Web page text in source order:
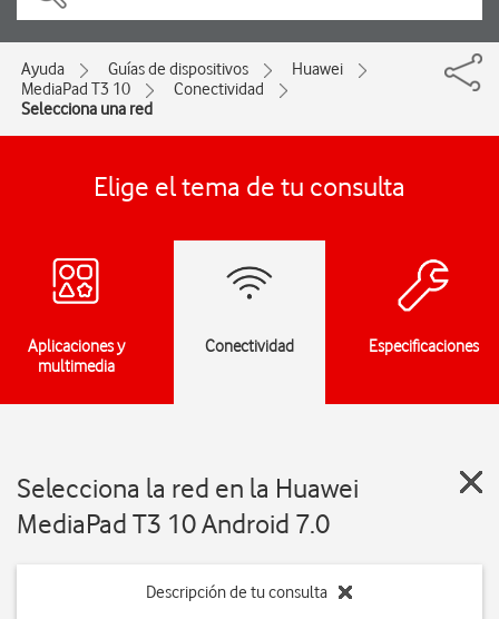
Ayuda Guías de dispositivos
Huawei
MediaPad T3 10
Conectividad
Selecciona una red
Elige el tema de tu consulta
Aplicaciones y
multimedia
Conectividad Especificaciones
Selecciona la red en la Huawei
MediaPad T3 10 Android 7.0
Descripción de tu consulta